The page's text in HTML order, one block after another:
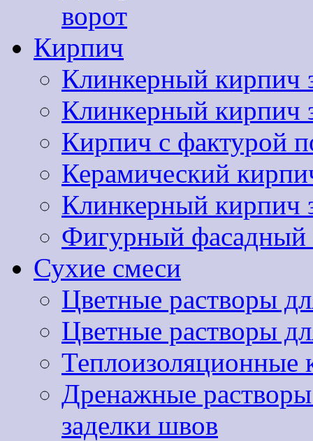
ворот
Кирпич
Клинкерный кирпич
Клинкерный кирпич
Кирпич с фактурой
Керамический
Клинкерный кирпич
Фигурный фасадный
Сухие смеси
Цветные растворы
Цветные растворы
Теплоизоляционные
Дренажные
заделки швов